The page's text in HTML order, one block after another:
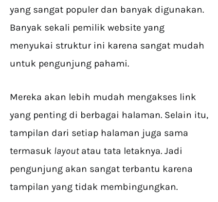
yang sangat populer dan banyak digunakan.
Banyak sekali pemilik website yang
menyukai struktur ini karena sangat mudah
untuk pengunjung pahami.
Mereka akan lebih mudah mengakses link
yang penting di berbagai halaman. Selain itu,
tampilan dari setiap halaman juga sama
termasuk layout atau tata letaknya. Jadi
pengunjung akan sangat terbantu karena
tampilan yang tidak membingungkan.